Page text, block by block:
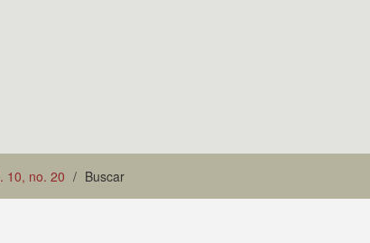
10, no. 20 Buscar